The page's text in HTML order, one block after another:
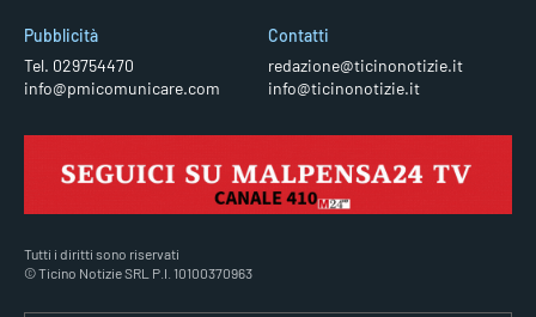
Pubblicità
Tel. 029754470
info@pmicomunicare.com
Contatti
redazione@ticinonotizie.it
info@ticinonotizie.it
Tutti i diritti sono riservati
© Ticino Notizie SRL P.I. 10100370963